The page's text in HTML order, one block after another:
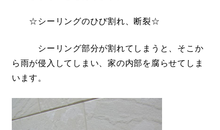
☆シーリングのひび割れ、断裂☆
シーリング部分が割れてしまうと、そこか
ら雨が侵入してしまい、家の内部を腐らせてしま
います。